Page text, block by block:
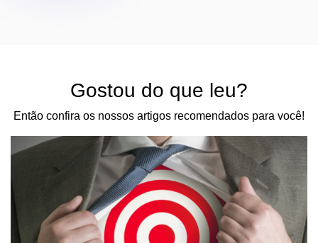
Gostou do que leu?
Então confira os nossos artigos recomendados para você!